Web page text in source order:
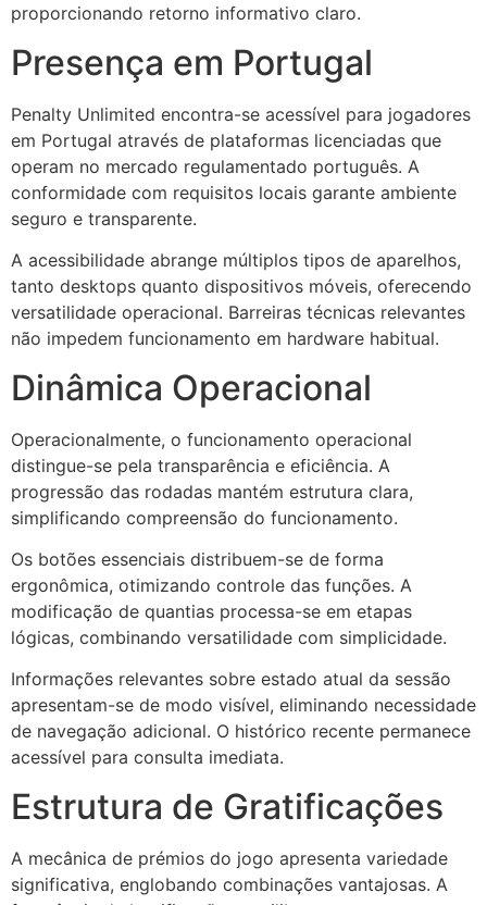
proporcionando retorno informativo claro.
Presença em Portugal
Penalty Unlimited encontra-se acessível para jogadores
em Portugal através de plataformas licenciadas que
operam no mercado regulamentado português. A
conformidade com requisitos locais garante ambiente
seguro e transparente.
A acessibilidade abrange múltiplos tipos de aparelhos,
tanto desktops quanto dispositivos móveis, oferecendo
versatilidade operacional. Barreiras técnicas relevantes
não impedem funcionamento em hardware habitual.
Dinâmica Operacional
Operacionalmente, o funcionamento operacional
distingue-se pela transparência e eficiência. A
progressão das rodadas mantém estrutura clara,
simplificando compreensão do funcionamento.
Os botões essenciais distribuem-se de forma
ergonômica, otimizando controle das funções. A
modificação de quantias processa-se em etapas
lógicas, combinando versatilidade com simplicidade.
Informações relevantes sobre estado atual da sessão
apresentam-se de modo visível, eliminando necessidade
de navegação adicional. O histórico recente permanece
acessível para consulta imediata.
Estrutura de Gratificações
A mecânica de prémios do jogo apresenta variedade
significativa, englobando combinações vantajosas. A